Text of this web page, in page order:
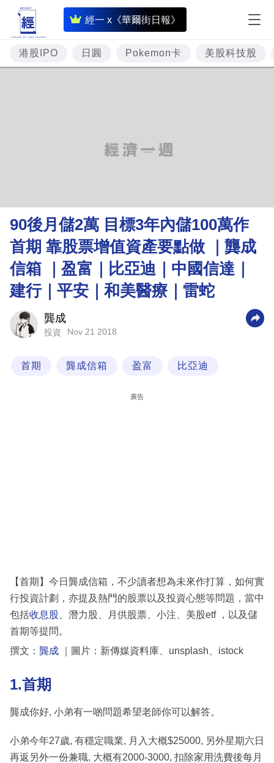
經一 x《華爾街日報》
即
時
財
經
理
財
商
業
科
職
生
港股IPO 日圓 Pokemon卡 美股科技股
90後月儲2萬 目標3年內儲100萬作
首期 靠股票增值資產要點做 ｜龔成
信箱 ｜盈富｜比亞迪｜中國信達｜
建行｜平安｜和美醫療｜雷蛇
龔成
投資 Nov 21 2018
首期 龔成信箱 盈富 比亞迪
廣告
【首期】今日龔成信箱，不少讀者想為未來作打算，如何實
行投資計劃，亦提及熱門的股票以及投資心態等問題，當中
包括收息股 、潛力股、月供股票、小注、美股etf ，以及儲
首期等提問。
撰文： 龔成 ｜圖片：新傳媒資料庫、unsplash、istock
1.首期
龔成你好, 小弟有一啲問題希望老師你可以解答。
小弟今年27歲, 有穩定職業, 月入大概$25000, 另外星期六日
再返另外一份兼職, 大概有2000-3000, 扣除家用洗費後每月